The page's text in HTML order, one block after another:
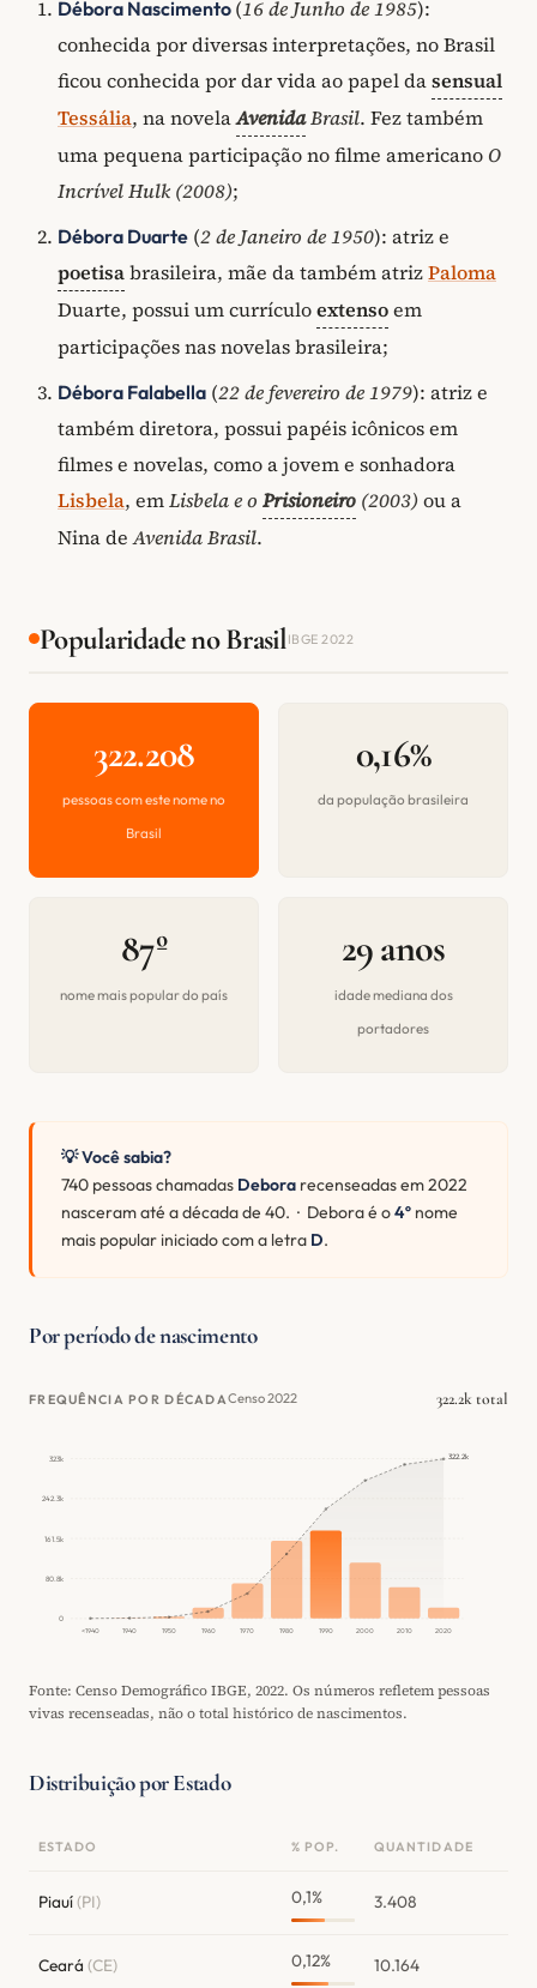
Débora Nascimento (16 de Junho de 1985):
conhecida por diversas interpretações, no Brasil
ficou conhecida por dar vida ao papel dasensual
Tessália, na novelaAvenidaBrasil. Fez também
uma pequena participação no filme americano O
Incrível Hulk (2008);
Débora Duarte (2 de Janeiro de 1950): atriz e
poetisabrasileira, mãe da também atrizPaloma
Duarte, possui um currículoextensoem
participações nas novelas brasileira;
Débora Falabella (22 de fevereiro de 1979): atriz e
também diretora, possui papéis icônicos em
filmes e novelas, como a jovem e sonhadora
Lisbela, emLisbela e o Prisioneiro (2003)ou a
Nina deAvenida Brasil.
Popularidade no BrasilIBGE 2022
322.208
pessoas com este nome no
Brasil
0,16%
da população brasileira
87º
nome mais popular do país
29 anos
idade mediana dos
portadores
💡 Você sabia?
740 pessoas chamadas Debora recenseadas em 2022
nasceram até a década de 40. · Debora é o4º nome
mais popular iniciado com a letra D.
Por período de nascimento
FREQUÊNCIA POR DÉCADACenso 2022 322.2k total
0
80.8k
161.5k
242.3k
323k
<1940 1940 1950 1960 1970 1980 1990 2000 2010 2020
322.2k
Fonte: Censo Demográfico IBGE, 2022. Os números refletem pessoas
vivas recenseadas, não o total histórico de nascimentos.
Distribuição por Estado
ESTADO % POP. QUANTIDADE
Piauí(PI) 0,1% 3.408
Ceará (CE) 0,12% 10.164